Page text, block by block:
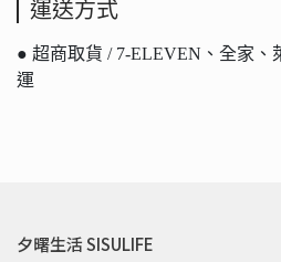
運送方式
● 超商取貨 / 7-ELEVEN、全家
運
夕曙生活 SISULIFE